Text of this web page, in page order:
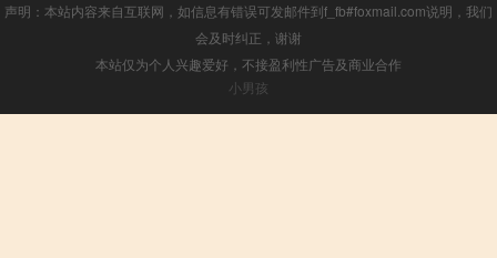
声明：本站内容来自互联网，如信息有错误可发邮件到f_fb#foxmail.com说明，我们
会及时纠正，谢谢
本站仅为个人兴趣爱好，不接盈利性广告及商业合作
小男孩